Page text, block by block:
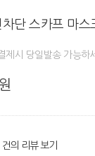
단 스카프 마스
제시 당일발송 가능
건의 리뷰 보기